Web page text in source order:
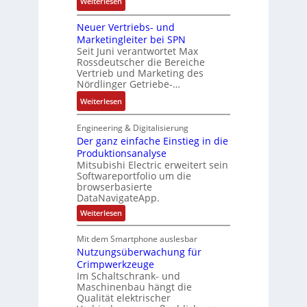
o
s
i
t
i
v
e
M
o
m
e
n
t
a
u
f
n
h
m
e
,
g
i
o
n
a
b
r
i
k
e
m
t
e
c
h
n
k
G
s
c
h
ä
f
t
s
f
ü
h
r
D
a
s
s
a
u
l
t
S
y
s
t
è
m
e
s
:
2
-
E
r
g
Neuer Vertriebs- und
Marketingleiter bei SPN
Seit Juni verantwortet Max
Rossdeutscher die Bereiche
Vertrieb und Marketing des
Nördlinger Getriebe-…
Weiterlesen:
N
e
u
e
r
V
e
r
t
i
e
b
s
-
Engineering & Digitalisierung
Der ganz einfache Einstieg in die
Produktionsanalyse
Mitsubishi Electric erweitert sein
Softwareportfolio um die
browserbasierte
DataNavigateApp.
Weiterlesen:
D
r
g
a
n
z
e
i
Mit dem Smartphone auslesbar
Nutzungsüberwachung für
Crimpwerkzeuge
Im Schaltschrank- und
Maschinenbau hängt die
Qualität elektrischer